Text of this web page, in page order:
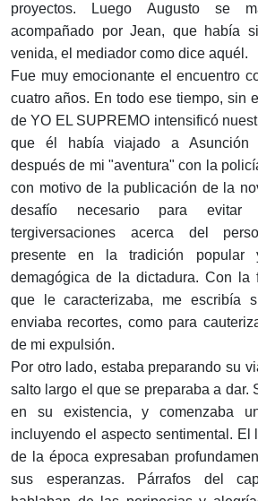
proyectos. Luego Augusto se
acompañado por Jean, que había
venida, el mediador como dice aquél.
Fue muy emocionante el encuentro
cuatro años. En todo ese tiempo, sin
de YO EL SUPREMO intensificó
que él había viajado a Asunción
después de mi "aventura" con la
con motivo de la publicación de la
desafío necesario para
tergiversaciones acerca del
presente en la tradición
demagógica de la dictadura. Con la
que le caracterizaba, me escribía
enviaba recortes, como para
de mi expulsión.
Por otro lado, estaba preparando su
salto largo el que se preparaba a dar.
en su existencia, y comenzaba
incluyendo el aspecto sentimental. El
de la época expresaban
sus esperanzas. Párrafos del